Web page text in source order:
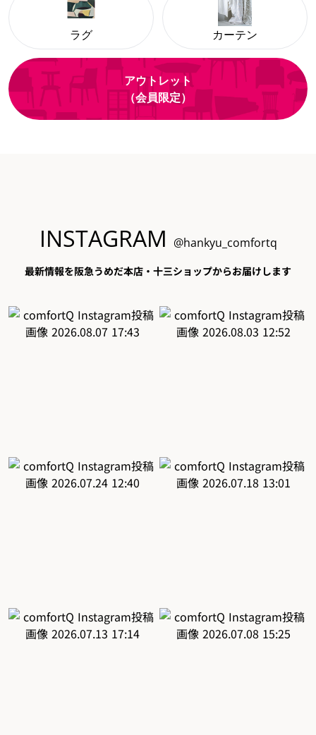
ラグ カーテン
アウトレット
（会員限定）
INSTAGRAM @hankyu_comfortq
最新情報を阪急うめだ本店・十三ショップからお届けします